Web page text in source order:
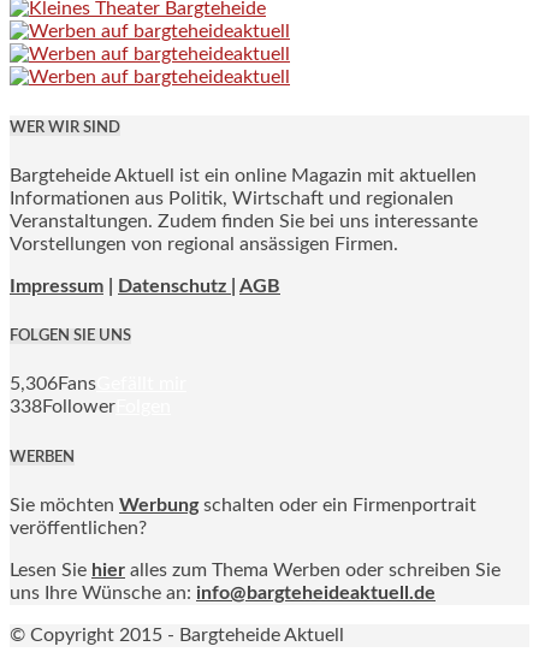
WER WIR SIND
Bargteheide Aktuell ist ein online Magazin mit aktuellen
Informationen aus Politik, Wirtschaft und regionalen
Veranstaltungen. Zudem finden Sie bei uns interessante
Vorstellungen von regional ansässigen Firmen.
Impressum Datenschutz | AGB
FOLGEN SIE UNS
5,306Fans
338Follower
WERBEN
Sie möchten Werbung schalten oder ein Firmenportrait
veröffentlichen?
Lesen Sie hier alles zum Thema Werben oder schreiben Sie
uns Ihre Wünsche an: info@bargteheideaktuell.de
© Copyright 2015 - Bargteheide Aktuell